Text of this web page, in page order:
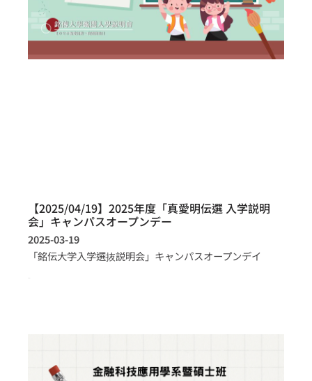
【2025/04/19】2025年度「真愛明伝選 入学説明
会」キャンパスオープンデー
2025-03-19
「銘伝大学入学選抜説明会」キャンパスオープンデイ